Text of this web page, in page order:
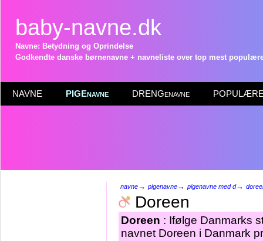
baby-navne.dk
Navne: Betydning og Oprindelse
Godkendte danske børnenavne + navneliste over top mest
NAVNE PIGEnavne DRENGenavne POPULÆRE
navne→ pigenavne→ pigenavne med d→
Doreen
Doreen : Ifølge Danmarks
navnet Doreen i Danmark